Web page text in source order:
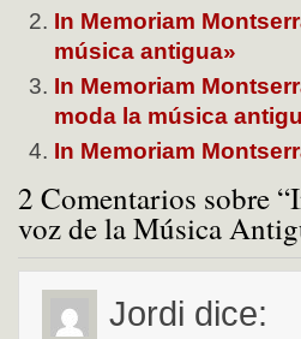
In Memoriam
música antigua»
In Memoriam
moda la música
In Memoriam
2 Comentarios sobre
voz de la Música
Jordi dice: